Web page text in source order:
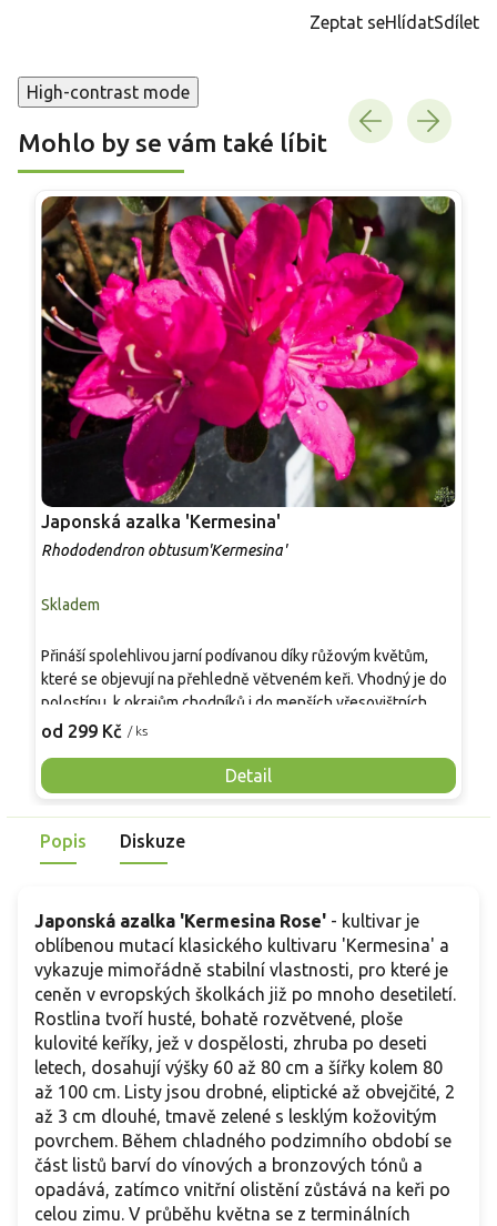
Zeptat seHlídatSdílet
High-contrast mode
Mohlo by se vám také líbit
Japonská azalka 'Kermesina'
Rhododendron obtusum'Kermesina'
Skladem
od 299 Kč / ks
Detail
Přináší spolehlivou jarní podívanou díky růžovým květům,
které se objevují na přehledně větveném keři. Vhodný je do
polostínu, k okrajům chodníků i do menších vřesovištních
výsadeb. Vyhovuje mu vlhká, propustná, kyselá půda a dobře
působí barevně sytěji a tvoří kompaktnější tvar.
Popis Diskuze
Japonská azalka 'Kermesina Rose' - kultivar je
oblíbenou mutací klasického kultivaru 'Kermesina' a
vykazuje mimořádně stabilní vlastnosti, pro které je
ceněn v evropských školkách již po mnoho desetiletí.
Rostlina tvoří husté, bohatě rozvětvené, ploše
kulovité keříky, jež v dospělosti, zhruba po deseti
letech, dosahují výšky 60 až 80 cm a šířky kolem 80
až 100 cm. Listy jsou drobné, eliptické až obvejčité, 2
až 3 cm dlouhé, tmavě zelené s lesklým kožovitým
povrchem. Během chladného podzimního období se
část listů barví do vínových a bronzových tónů a
opadává, zatímco vnitřní olistění zůstává na keři po
celou zimu. V průběhu května se z terminálních